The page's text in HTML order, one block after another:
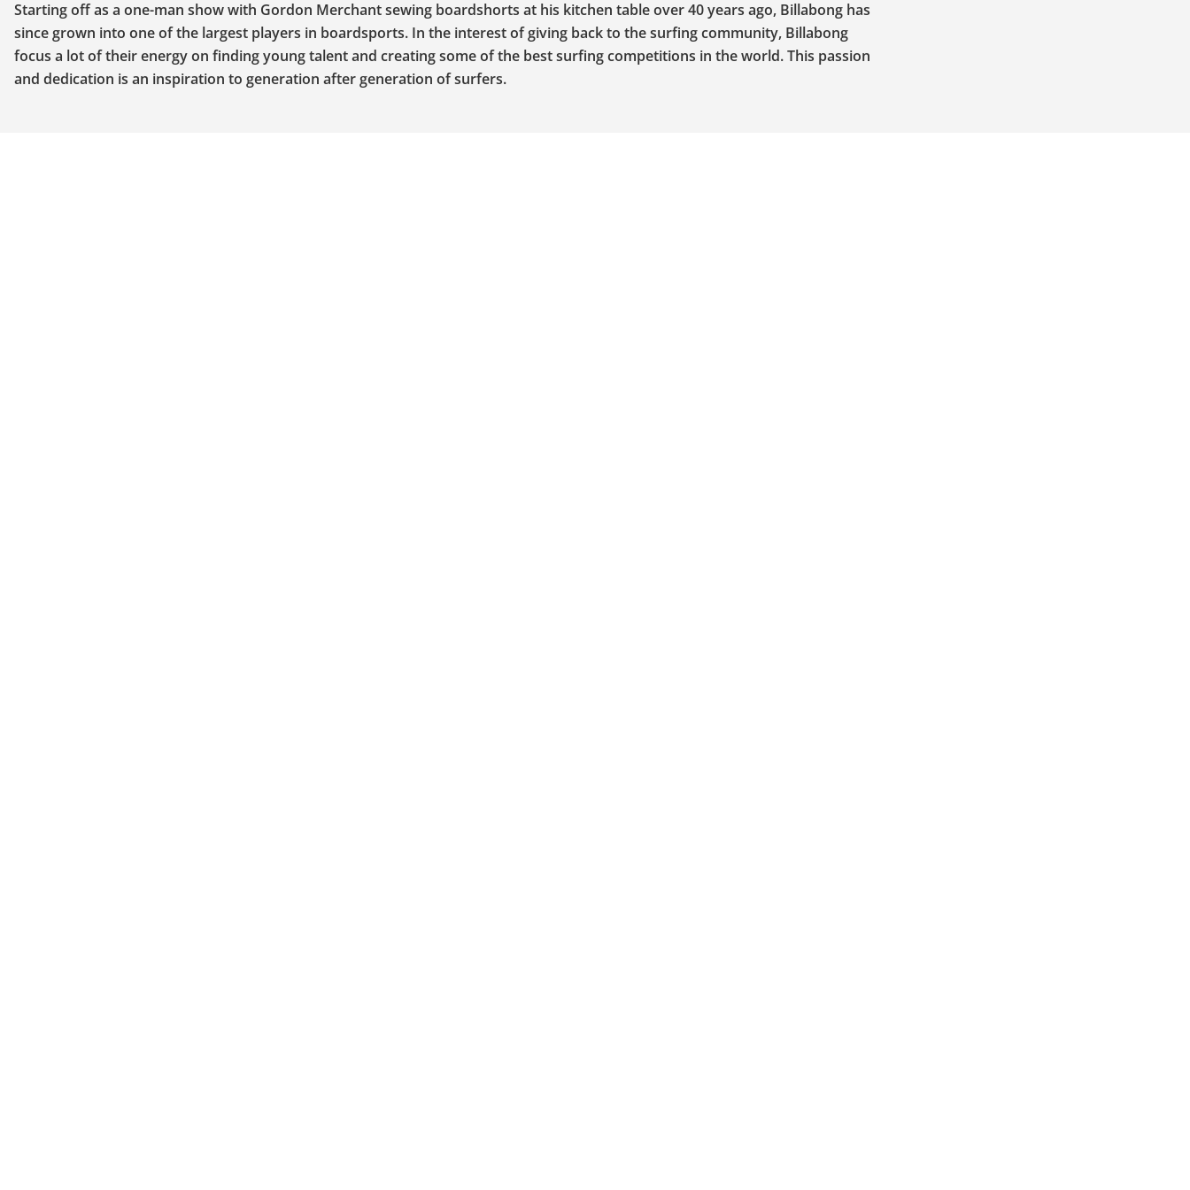
Starting off as a one-man show with Gordon Merchant sewing boardshorts at his kitchen table over 40 years ago, Billabong has
since grown into one of the largest players in boardsports. In the interest of giving back to the surfing community, Billabong
focus a lot of their energy on finding young talent and creating some of the best surfing competitions in the world. This passion
and dedication is an inspiration to generation after generation of surfers.